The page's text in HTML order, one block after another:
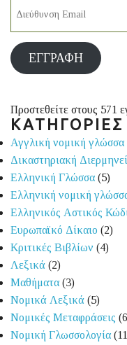
ΕΓΓΡΑΦΉ
Προστεθείτε στους 571
ΚΑΤΗΓΟΡΙΕΣ
Αγγλική νομική γλώσσα
Δικαστηριακή
Ελληνική Γλώσσα (5)
Ελληνική νομική
Ελληνικός Αστικός
Ευρωπαϊκό Δίκαιο (2)
Κριτικές Βιβλίων (4)
Λεξικά (2)
Μαθήματα (3)
Νομικά Λεξικά (5)
Νομικές Μεταφράσεις
Νομική Γλωσσολογία